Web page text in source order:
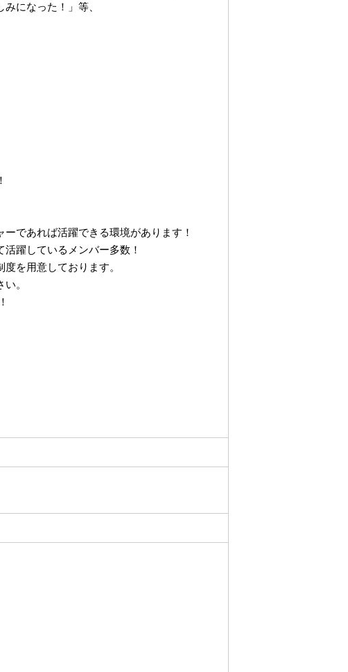
になった！」等、
であれば活躍できる環境があります！
躍しているメンバー多数！
を用意しております。
。